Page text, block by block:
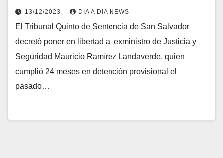
13/12/2023 DIA A DIA NEWS
El Tribunal Quinto de Sentencia de San Salvador
decretó poner en libertad al exministro de Justicia y
Seguridad Mauricio Ramírez Landaverde, quien
cumplió 24 meses en detención provisional el
pasado…